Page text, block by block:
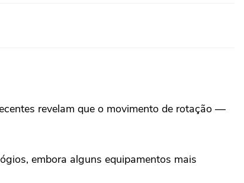
revelam que o movimento de rotação —
embora alguns equipamentos mais